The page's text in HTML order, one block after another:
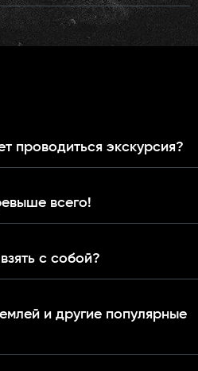
проводиться экскурсия?
всего!
с собой?
и другие популярные